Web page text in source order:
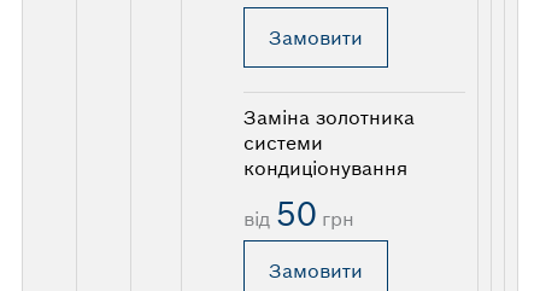
Замовити
Заміна золотника
системи
кондиціонування
від 50 грн
Замовити